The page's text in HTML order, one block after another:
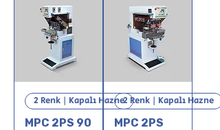
2 Renk | Kapalı Hazne
MPC 2PS 90
2 Renk | Kapalı Hazne
MPC 2PS